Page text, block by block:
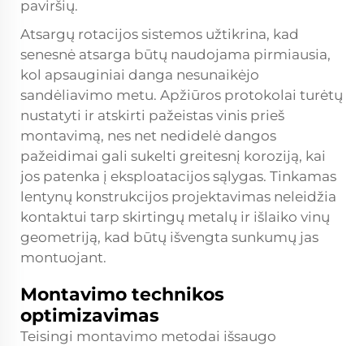
paviršių.
Atsargų rotacijos sistemos užtikrina, kad
senesnė atsarga būtų naudojama pirmiausia,
kol apsauginiai danga nesunaikėjo
sandėliavimo metu. Apžiūros protokolai turėtų
nustatyti ir atskirti pažeistas vinis prieš
montavimą, nes net nedidelė dangos
pažeidimai gali sukelti greitesnį koroziją, kai
jos patenka į eksploatacijos sąlygas. Tinkamas
lentynų konstrukcijos projektavimas neleidžia
kontaktui tarp skirtingų metalų ir išlaiko vinų
geometriją, kad būtų išvengta sunkumų jas
montuojant.
Montavimo technikos
optimizavimas
Teisingi montavimo metodai išsaugo